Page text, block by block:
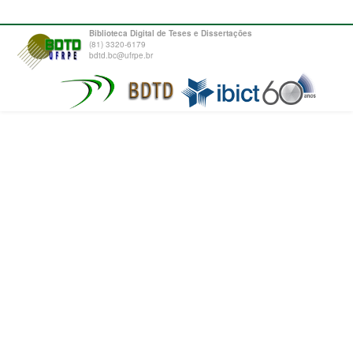
Biblioteca Digital de Teses e Dissertações
(81) 3320-6179
bdtd.bc@ufrpe.br